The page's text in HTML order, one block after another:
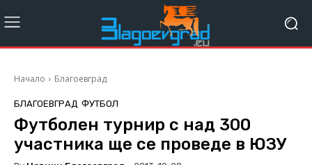
Начало Благоевград
БЛАГОЕВГРАД ФУТБОЛ
Футболен турнир с над 300
участника ще се проведе в ЮЗУ